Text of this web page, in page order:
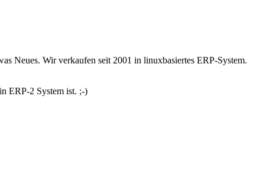
Neues. Wir verkaufen seit 2001 in linuxbasiertes ERP-System.
ERP-2 System ist. ;-)